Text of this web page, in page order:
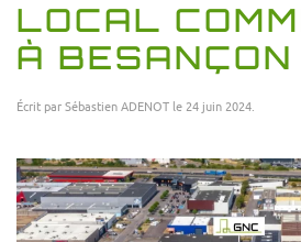
LOCAL
À
Écrit parSébastien ADENOT le 24 juin 2024